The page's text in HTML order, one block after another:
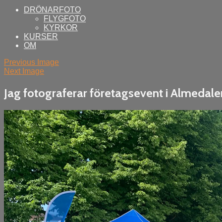
DRÖNARFOTO
FLYGFOTO
KYRKOR
KURSER
OM
Previous Image
Next Image
Jag fotograferar företagsevent i